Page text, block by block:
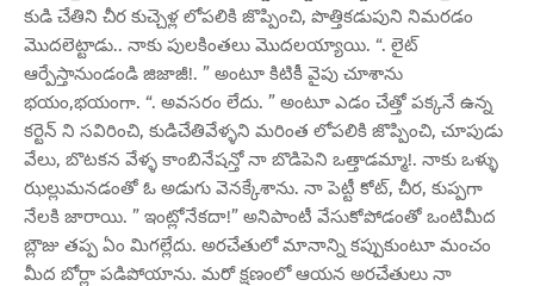
కుడి చేతిని చీర కుచ్చెళ్ల లోపలికి జొప్పించి, పొత్తికడుపుని నిమరడం
మొదలెట్టాడు.. నాకు పులకింతలు మొదలయ్యాయి. “. లైట్
ఆర్పేస్తానుండండి జిజాజీ!. ” అంటూ కిటికీ వైపు చూశాను
భయం,భయంగా. “. అవసరం లేదు. ” అంటూ ఎడం చేత్తో పక్కనే ఉన్న
కర్టెన్ ని సవిరించి, కుడిచేతివేళ్ళని మరింత లోపలికి జొప్పించి, చూపుడు
వేలు, బొటకన వేళ్ళ కాంబినేషన్తో నా బొడిపెని ఒత్తాడమ్మా!. నాకు ఒళ్ళు
ఝల్లుమనడంతో ఓ అడుగు వెనక్కేశాను. నా పెట్టీ కోట్, చీర, కుప్పగా
నేలకి జారాయి. ” ఇంట్లోనేకదా!” అనిపాంటీ వేసుకోపోడంతో ఒంటిమీద
బ్లౌజు తప్ప ఏం మిగల్లేదు. అరచేతులో మానాన్ని కప్పుకుంటూ మంచం
మీద బోర్లా పడిపోయాను. మరో క్షణంలో ఆయన అరచేతులు నా